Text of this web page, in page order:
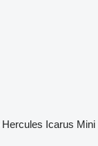
Hercules Icarus Mini